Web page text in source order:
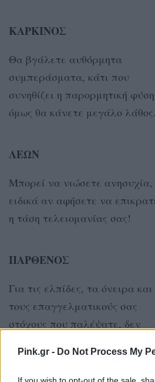
Pink.gr - Do Not Process My
ΚΑΡΚΙΝΟΣ
Θα βγάλετε αυθόρμητα
συμπεράσματα, κάτι που
συνηθίζει η παρορμητική
όμως θα κάνετε μεγάλο λάθος.
ΛΕΩΝ
Μπορεί να νιώσετε ανησυχία,
ειδικά αν αφήσετε να
η τάση τελειομανίας σας!
ΠΑΡΘΕΝΟΣ
Για τις ελπίδες, τα όνειρα και
τους επαγγελματικούς σας
στόχους που παλέψατε, δεν